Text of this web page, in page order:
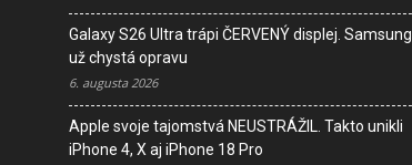
Galaxy S26 Ultra trápi ČERVENÝ displej. Samsung
už chystá opravu
6. augusta 2026
Apple svoje tajomstvá NEUSTRÁŽIL. Takto unikli
iPhone 4, X aj iPhone 18 Pro